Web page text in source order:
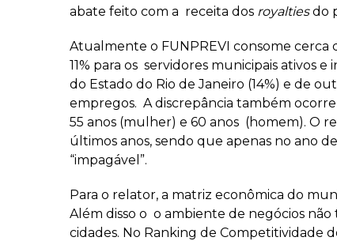
abate feito com a receita dos royaltiesdo
Atualmente o FUNPREVI consome
11% para os servidores municipais ativos
do Estado do Rio de Janeiro (14%) e de
empregos. A discrepância também
55 anos (mulher) e 60 anos (homem). O
últimos anos, sendo que apenas no ano
“impagável”.
Para o relator, a matriz econômica do
Além disso o o ambiente de negócios
cidades. No Ranking de Competitividade